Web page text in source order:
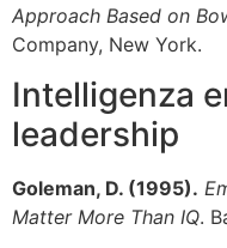
Approach Based on
Company, New York.
Intelligenza
leadership
Goleman, D. (1995).
Matter More Than IQ.